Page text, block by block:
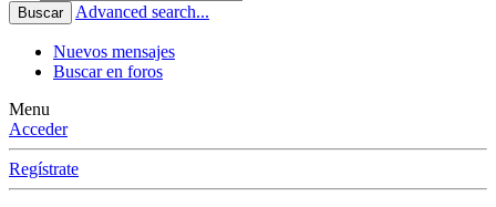
Buscar Advanced search...
Nuevos mensajes
Buscar en foros
Menu
Acceder
Regístrate